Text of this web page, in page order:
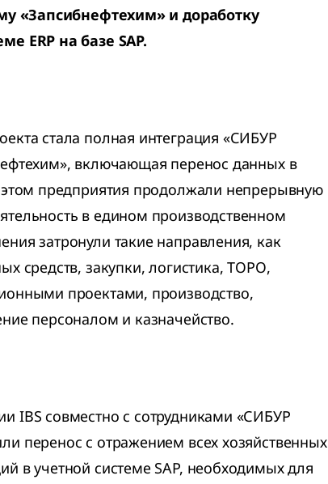
«Запсибнефтехим» и доработку
ERP на базе SAP.
стала полная интеграция «СИБУР
включающая перенос данных в
этом предприятия продолжали непрерывную
в едином производственном
затронули такие направления, как
средств, закупки, логистика, ТОРО,
проектами, производство,
персоналом и казначейство.
IBS совместно с сотрудниками «СИБУР
перенос с отражением всех хозяйственных
в учетной системе SAP, необходимых для